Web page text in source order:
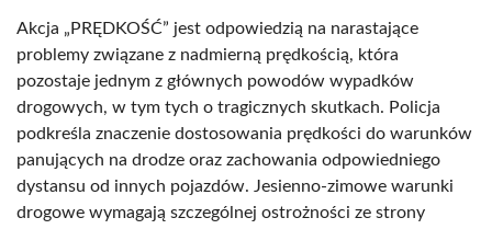
Akcja „PRĘDKOŚĆ” jest odpowiedzią na narastające
problemy związane z nadmierną prędkością, która
pozostaje jednym z głównych powodów wypadków
drogowych, w tym tych o tragicznych skutkach. Policja
podkreśla znaczenie dostosowania prędkości do warunków
panujących na drodze oraz zachowania odpowiedniego
dystansu od innych pojazdów. Jesienno-zimowe warunki
drogowe wymagają szczególnej ostrożności ze strony